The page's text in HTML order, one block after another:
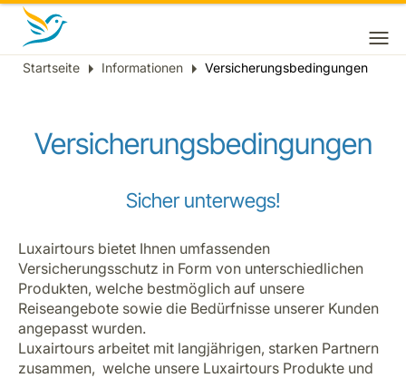
Breadcrumb
Startseite Informationen Versicherungsbedingungen
Versicherungsbedingungen
Sicher unterwegs!
Luxairtours bietet Ihnen umfassenden
Versicherungsschutz in Form von unterschiedlichen
Produkten, welche bestmöglich auf unsere
Reiseangebote sowie die Bedürfnisse unserer Kunden
angepasst wurden.
Luxairtours arbeitet mit langjährigen, starken Partnern
zusammen, welche unsere Luxairtours Produkte und